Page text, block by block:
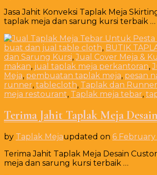
Jasa Jahit Konveksi Taplak Meja
taplak meja dan sarung kursi terbaik …
buat dan jual table cloth, BUTIK
dan Sarung Kursi,Jual Cover Meja &
makan, jual taplak meja perkantoran,
Meja, pembuatan taplak meja, pesan
runner, tablecloth, Taplak dan
meja restourant, Taplak meja tebar,
Terima Jahit Taplak Meja
by Taplak Mejaupdated on 6
Terima Jahit Taplak Meja Desain
meja dan sarung kursi terbaik …